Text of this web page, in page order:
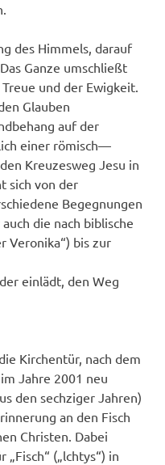
des Himmels, darauf
Ganze umschließt
und der Ewigkeit.
Glauben
auf der
einer römisch—
Kreuzesweg Jesu in
sich von der
Begegnungen
die nach biblische
Veronika“) bis zur
einlädt, den Weg
Kirchentür, nach dem
Jahre 2001 neu
den sechziger Jahren)
an den Fisch
Christen. Dabei
(„lchtys“) in